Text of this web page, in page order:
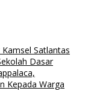
Satlantas
Dasar
Kepada Warga